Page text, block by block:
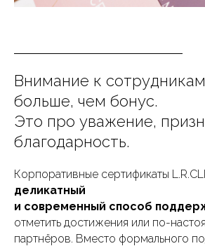
Внимание к
больше, чем бонус.
Это про уважение,
благодарность.
Корпоративные сертификаты
деликатный
и современный способ
отметить достижения или по-
партнёров. Вместо формального